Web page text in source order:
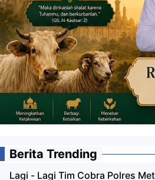
Berita Trending
Lagi - Lagi Tim Cobra Polres